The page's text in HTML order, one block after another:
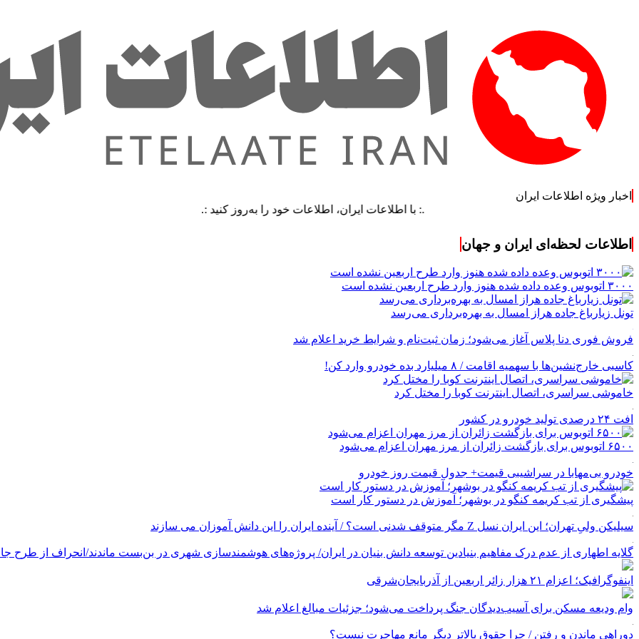
اخبار ویژه اطلاعات ایران
.: با اطلاعات ایران، اطلاعات خود را به‌روز کنید :.
اطلاعات لحظه‌ای ایران و جهان
۳۰۰۰ اتوبوس وعده داده شده هنوز وارد طرح اربعین نشده است
تونل زیارباغ جاده هراز امسال به بهره‌برداری می‌رسد
فروش فوری دنا پلاس آغاز می‌شود؛ زمان ثبت‌نام و شرایط خرید اعلام شد
کاسبی خارج‌نشین‌ها با سهمیه اقامت / ۸ میلیارد بده خودرو وارد کن!
خاموشی سراسری، اتصال اینترنت کوبا را مختل کرد
افت ۲۴ درصدی تولید خودرو در کشور
۶۵۰۰ اتوبوس برای بازگشت زائران از مرز مهران اعزام می‌شود
خودرو بی‌مهابا در سراشیبی قیمت+ جدول قیمت روز خودرو
پیشگیری از تب کریمه کنگو در بوشهر؛ آموزش در دستور کار است
سیلیکن ولیِ تهران؛ این ایران نسل Z مگر متوقف شدنی است؟ / آینده ایران را این دانش آموزان می سازند
گلایه اطهاری از عدم درک مفاهیم بنیادین توسعه دانش بنیان در ایران/ پروژه‌های هوشمندسازی شهری در بن‌بست ماندند/انحراف از طرح جامع ۱۳۸۶ به کشور
اینفوگرافیک؛ اعزام ۲۱ هزار زائر اربعین از آذربایجان‌شرقی
وام ودیعه مسکن برای آسیب‌دیدگان جنگ پرداخت می‌شود؛ جزئیات مبالغ اعلام شد
دوراهی ماندن و رفتن / چرا حقوق بالاتر دیگر مانع مهاجرت نیست؟